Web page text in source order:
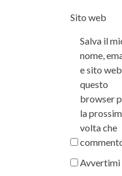
Sito web
Salva il
nome,
e sito
questo
browser
la
volta che
Avvertimi